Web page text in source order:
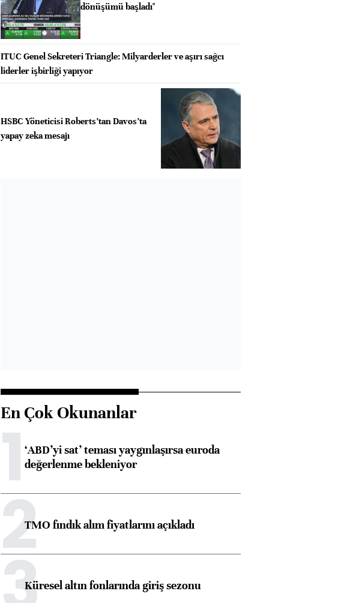
dönüşümü başladı"
ITUC Genel Sekreteri Triangle: Milyarderler ve aşırı sağcı
liderler işbirliği yapıyor
HSBC Yöneticisi Roberts’tan Davos’ta
yapay zeka mesajı
En Çok Okunanlar
1‘ABD’yi sat’ teması yaygınlaşırsa euroda
değerlenme bekleniyor
2TMO fındık alım fiyatlarını açıkladı
Küresel altın fonlarında giriş sezonu